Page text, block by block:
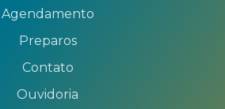
Agendamento
Preparos
Contato
Ouvidoria